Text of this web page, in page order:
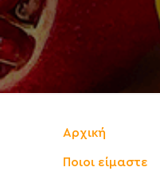
Αρχική
Ποιοι είμαστε